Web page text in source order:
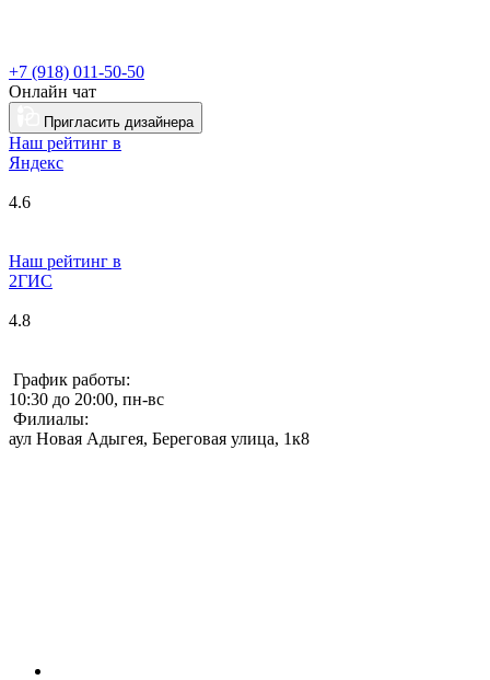
+7 (918) 011-50-50
Онлайн чат
Пригласить дизайнера
Наш рейтинг в
Яндекс
4.6
Наш рейтинг в
2ГИС
4.8
График работы:
10:30 до 20:00, пн-вс
Филиалы:
аул Новая Адыгея, Береговая улица, 1к8